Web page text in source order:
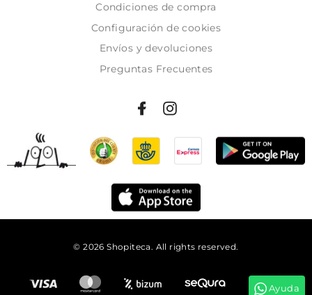
Condiciones de compra
Configuración de cookies
Envíos y devoluciones
Preguntas Frecuentes
© 2026 Shopiteca. All rights reserved.
Ayuda